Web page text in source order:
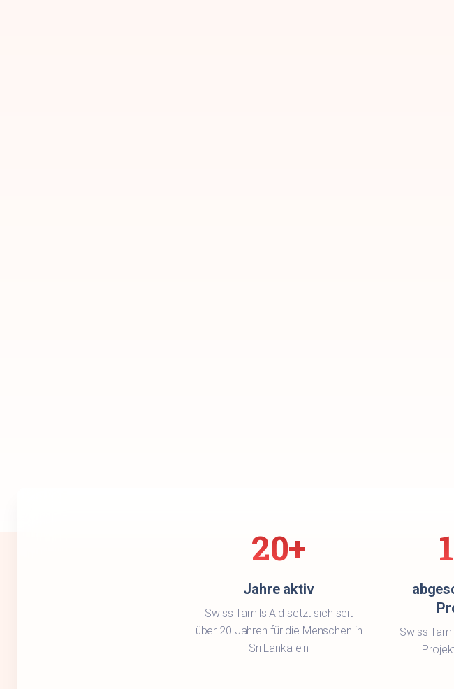
20+
Jahre aktiv
Swiss Tamils Aid setzt sich seit
über 20 Jahren für die Menschen in
Sri Lanka ein
Swiss